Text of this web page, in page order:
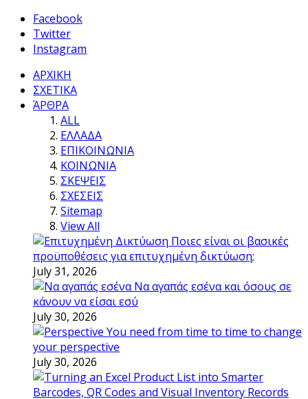
Facebook
Twitter
Instagram
ΑΡΧΙΚΗ
ΣΧΕΤΙΚΑ
ΆΡΘΡΑ
ALL
ΕΛΛΑΔΑ
ΕΠΙΚΟΙΝΩΝΙΑ
ΚΟΙΝΩΝΙΑ
ΣΚΕΨΕΙΣ
ΣΧΕΣΕΙΣ
Sitemap
View All
Ποιες είναι οι βασικές
προϋποθέσεις για επιτυχημένη δικτύωση;
July 31, 2026
Να αγαπάς εσένα και όσους σε
κάνουν να είσαι εσύ
July 30, 2026
You need from time to time to change
your perspective
July 30, 2026